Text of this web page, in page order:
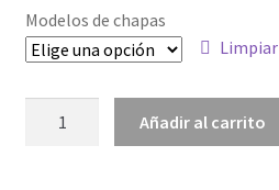
Modelos de chapas
Limpiar
Añadir al carrito